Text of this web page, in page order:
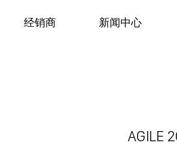
经销商 新闻中心
AGILE